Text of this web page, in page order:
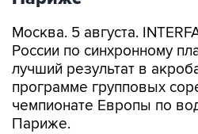
Москва. 5 августа.
России по синхронному
лучший результат в
программе групповых
чемпионате Европы по
Париже.